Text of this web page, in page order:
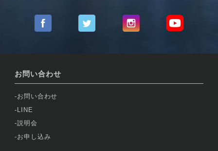
お問い合わせ
お問い合わせ
LINE
説明会
お申し込み